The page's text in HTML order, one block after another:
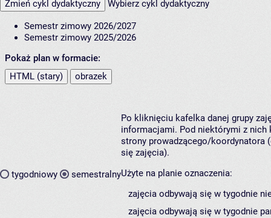
Zmień cykl dydaktyczny Wybierz cykl dydaktyczny
Semestr zimowy 2026/2027
Semestr zimowy 2025/2026
Pokaż plan w formacie:
HTML (stary)
obrazek
tygodniowy semestralny
Po kliknięciu kafelka danej grupy
informacjami. Pod niektórymi z nich
strony prowadzącego/koordynatora
się zajęcia).
Użyte na planie oznaczenia:
zajęcia odbywają się w tygodnie
zajęcia odbywają się w tygodnie